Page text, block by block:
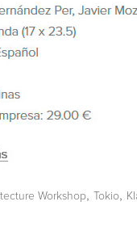
Workshop, Tokio,